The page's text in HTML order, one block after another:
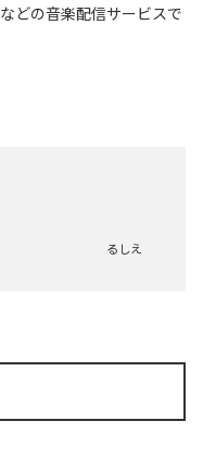
などの音楽配信サービスで
るしえ